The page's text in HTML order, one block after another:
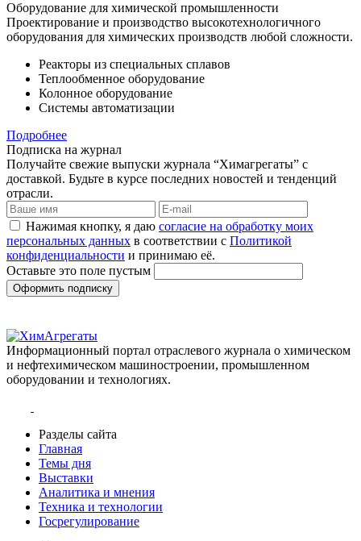
Оборудование для химической промышленности
Проектирование и производство высокотехнологичного
оборудования для химических производств любой сложности.
Реакторы из специальных сплавов
Теплообменное оборудование
Колонное оборудование
Системы автоматизации
Подробнее
Подписка на журнал
Получайте свежие выпуски журнала “Химагрегаты” с
доставкой. Будьте в курсе последних новостей и тенденций
отрасли.
Нажимая кнопку, я даю согласие на обработку моих
персональных данных в соответствии с Политикой
конфиденциальности и принимаю её.
Оставьте это поле пустым
Оформить подписку
Информационный портал отраслевого журнала о химическом
и нефтехимическом машиностроении, промышленном
оборудовании и технологиях.
Разделы сайта
Главная
Темы дня
Выставки
Аналитика и мнения
Техника и технологии
Госрегулирование